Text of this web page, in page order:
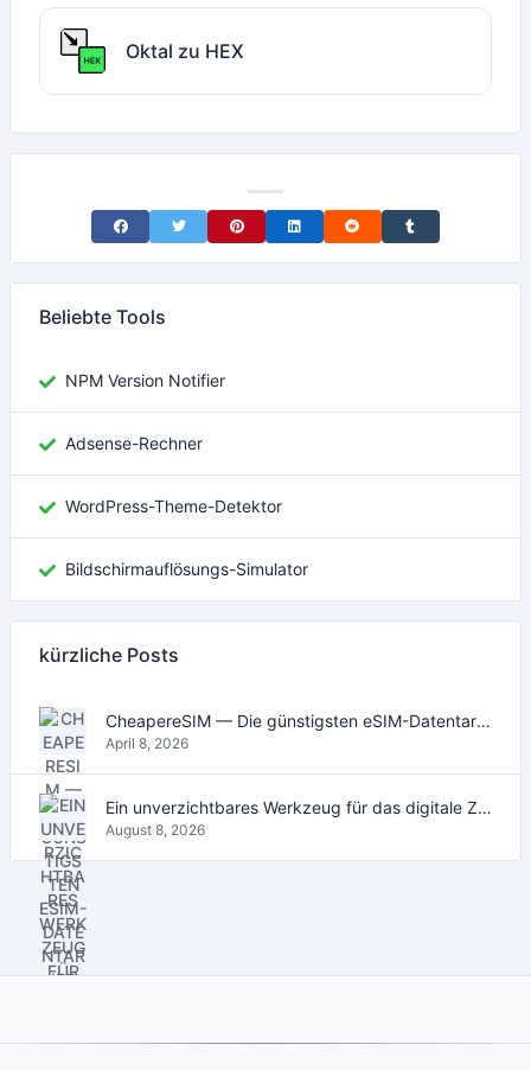
Oktal zu HEX
Share on Facebook
Share on TwitterShare on Pinterest
Share on LinkedIn
Share on RedditShare on Tumblr
Beliebte Tools
NPM Version Notifier
Adsense-Rechner
WordPress-Theme-Detektor
Bildschirmauflösungs-Simulator
kürzliche Posts
CheapereSIM — Die günstigsten eSIM-Datentarife für Reisen 2026
April 8, 2026
Ein unverzichtbares Werkzeug für das digitale Zeitalter
August 8, 2026